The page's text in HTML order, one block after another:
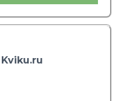
Kviku.ru